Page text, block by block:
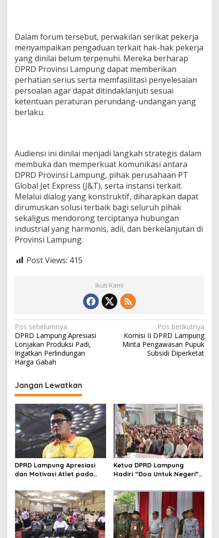
Dalam forum tersebut, perwakilan serikat pekerja
menyampaikan pengaduan terkait hak-hak pekerja
yang dinilai belum terpenuhi. Mereka berharap
DPRD Provinsi Lampung dapat memberikan
perhatian serius serta memfasilitasi penyelesaian
persoalan agar dapat ditindaklanjuti sesuai
ketentuan peraturan perundang-undangan yang
berlaku.
Audiensi ini dinilai menjadi langkah strategis dalam
membuka dan memperkuat komunikasi antara
DPRD Provinsi Lampung, pihak perusahaan PT
Global Jet Express (J&T), serta instansi terkait.
Melalui dialog yang konstruktif, diharapkan dapat
dirumuskan solusi terbaik bagi seluruh pihak
sekaligus mendorong terciptanya hubungan
industrial yang harmonis, adil, dan berkelanjutan di
Provinsi Lampung.
Post Views: 415
Ikuti Kami
N
a
v
g
a
s
i
p
o
s
Pos sebelumnya
DPRD Lampung Apresiasi
Lonjakan Produksi Padi,
Ingatkan Perlindungan
Harga Gabah
Pos berikutnya
Komisi II DPRD Lampung
Minta Pengawasan Pupuk
Subsidi Diperketat
Jangan Lewatkan
DPRD Lampung Apresiasi
dan Motivasi Atlet pada
2026
Ketua DPRD Lampung
Hadiri “Doa Untuk Negeri”